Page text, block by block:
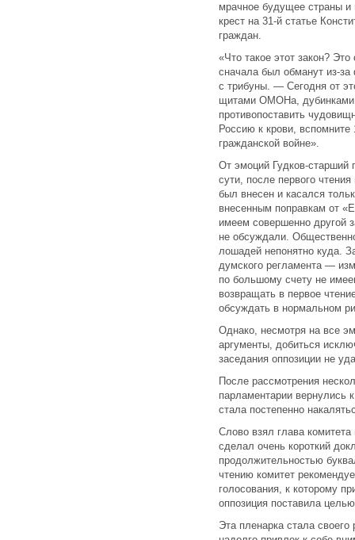
мрачное будущее страны и
крест на 31-й статье
граждан.
«Что такое этот закон?
сначала был обманут из-
с трибуны. — Сегодня от
щитами ОМОНа, дубинками,
противопоставить
Россию к крови, вспомните
гражданской войне».
От эмоций Гудков-старший
сути, после первого
был внесен и касался
внесенным поправкам от
имеем совершенно другой
не обсуждали.
лошадей непонятно куда.
думского регламента —
по большому счету не
возвращать в первое
обсуждать в нормальном
Однако, несмотря на все
аргументы, добиться
заседания оппозиции не
После рассмотрения
парламентарии вернулись
стала постепенно
Слово взял глава
сделал очень короткий
продолжительностью
чтению комитет
голосования, к которому
оппозиция поставила
Эта пленарка стала